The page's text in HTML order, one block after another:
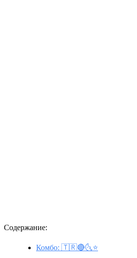
Содержание:
Комбо: 🇹🇷🔴🌜⭐